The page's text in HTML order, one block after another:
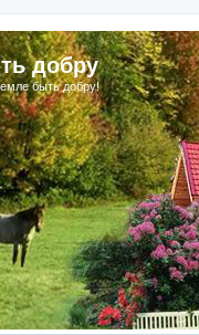
добру
быть добру!